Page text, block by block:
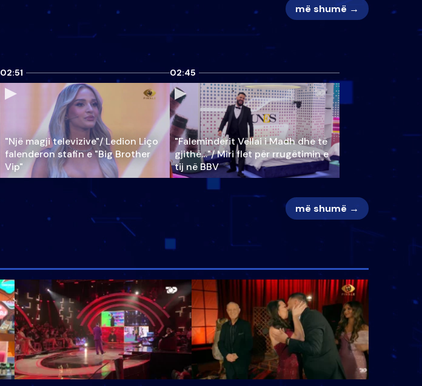
më shumë →
02:51
"Një magji televizive"/ Ledion Liço
falenderon stafin e "Big Brother
Vip"
02:45
"Faleminderit Vëllai i Madh dhe të
gjithë…"/ Miri flet për rrugëtimin e
tij në BBV
më shumë →